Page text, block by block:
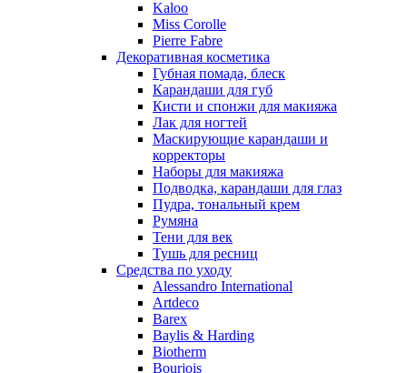
Kaloo
Miss Corolle
Pierre Fabre
Декоративная косметика
Губная помада, блеск
Карандаши для губ
Кисти и спонжи для макияжа
Лак для ногтей
Маскирующие карандаши и
корректоры
Наборы для макияжа
Подводка, карандаши для глаз
Пудра, тональный крем
Румяна
Тени для век
Тушь для ресниц
Средства по уходу
Alessandro International
Artdeco
Barex
Baylis & Harding
Biotherm
Bourjois